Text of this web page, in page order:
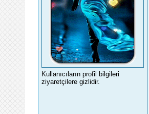
Kullanıcıların profil bilgileri
ziyaretçilere gizlidir.